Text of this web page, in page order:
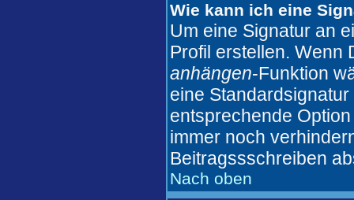
Wie kann ich eine
Um eine Signatur an
Profil erstellen. Wenn
anhängen-Funktion
eine
entsprechende
immer noch
Beitragssschreiben
Nach oben